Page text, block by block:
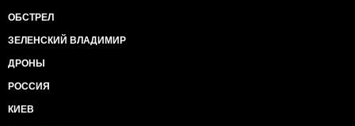
ОБСТРЕЛ
ЗЕЛЕНСКИЙ ВЛАДИМИР
ДРОНЫ
РОССИЯ
КИЕВ